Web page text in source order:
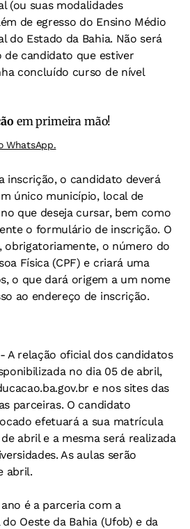
(ou suas modalidades
de egresso do Ensino Médio
do Estado da Bahia. Não será
candidato que estiver
concluído curso de nível
em primeira mão!
WhatsApp.
inscrição, o candidato deverá
único município, local de
que deseja cursar, bem como
o formulário de inscrição. O
obrigatoriamente, o número do
Física (CPF) e criará uma
o que dará origem a um nome
ao endereço de inscrição.
A relação oficial dos candidatos
no dia 05 de abril,
e nos sites das
parceiras. O candidato
efetuará a sua matrícula
abril e a mesma será realizada
As aulas serão
abril.
é a parceria com a
Oeste da Bahia (Ufob) e da